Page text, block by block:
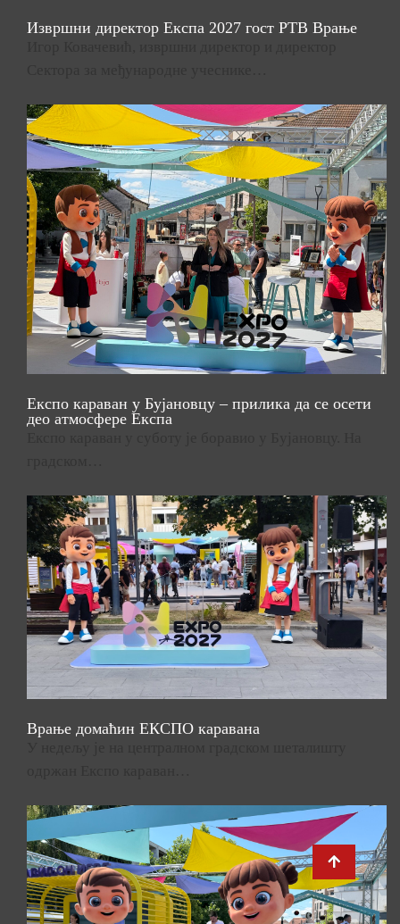
Извршни директор Експа 2027 гост РТВ Врање
Експо караван у Бујановцу – прилика да се осети
део атмосфере Експа
Врање домаћин ЕКСПО каравана